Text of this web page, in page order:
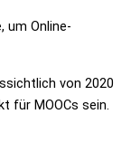
um Online-
von 2020
für MOOCs sein.